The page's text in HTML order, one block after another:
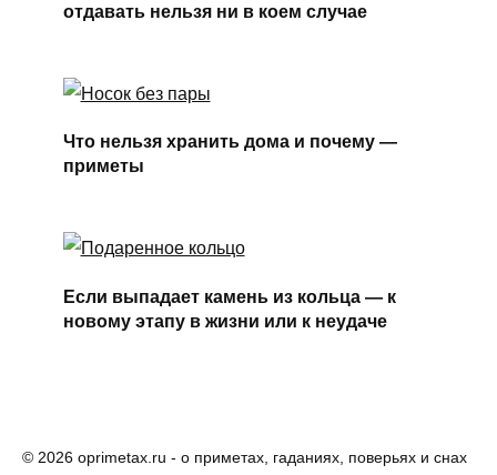
отдавать нельзя ни в коем случае
Что нельзя хранить дома и почему —
приметы
Если выпадает камень из кольца — к
новому этапу в жизни или к неудаче
© 2026 oprimetax.ru - о приметах, гаданиях, поверьях и снах